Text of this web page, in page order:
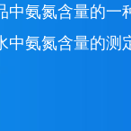
中氨氮含量的一
中氨氮含量的测